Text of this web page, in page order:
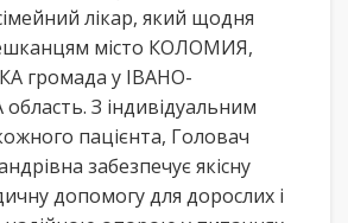
лікар, який щодня
місто КОЛОМИЯ,
громада у ІВАНО-
З індивідуальним
пацієнта, Головач
забезпечує якісну
допомогу для дорослих і